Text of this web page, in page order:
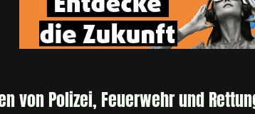
von Polizei, Feuerwehr und